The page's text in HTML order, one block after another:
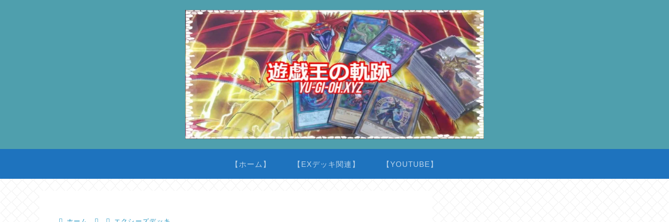
【ホーム】 【EXデッキ関連】 【YOUTUBE】